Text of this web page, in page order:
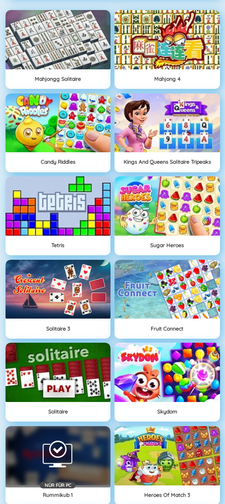
Mahjongg Solitaire Mahjong 4
Candy Riddles Kings And Queens Solitaire Tripeaks
Tetris Sugar Heroes
Solitaire 3 Fruit Connect
Solitaire Skydom
NÜR FÜR PC
Rummikub 1 Heroes Of Match 3